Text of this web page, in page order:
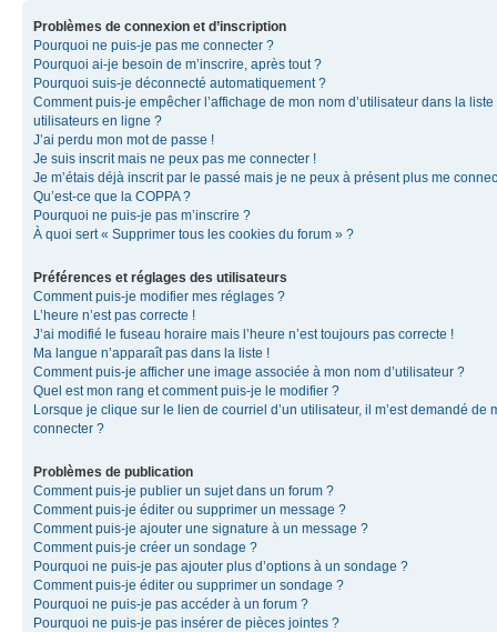
Problèmes de connexion et d’inscription
Pourquoi ne puis-je pas me connecter ?
Pourquoi ai-je besoin de m’inscrire, après tout ?
Pourquoi suis-je déconnecté automatiquement ?
Comment puis-je empêcher l’affichage de mon nom d’utilisateur dans la liste
utilisateurs en ligne ?
J’ai perdu mon mot de passe !
Je suis inscrit mais ne peux pas me connecter !
Je m’étais déjà inscrit par le passé mais je ne peux à présent plus me
Qu’est-ce que la COPPA ?
Pourquoi ne puis-je pas m’inscrire ?
À quoi sert « Supprimer tous les cookies du forum » ?
Préférences et réglages des utilisateurs
Comment puis-je modifier mes réglages ?
L’heure n’est pas correcte !
J’ai modifié le fuseau horaire mais l’heure n’est toujours pas correcte !
Ma langue n’apparaît pas dans la liste !
Comment puis-je afficher une image associée à mon nom d’utilisateur ?
Quel est mon rang et comment puis-je le modifier ?
Lorsque je clique sur le lien de courriel d’un utilisateur, il m’est demandé de
connecter ?
Problèmes de publication
Comment puis-je publier un sujet dans un forum ?
Comment puis-je éditer ou supprimer un message ?
Comment puis-je ajouter une signature à un message ?
Comment puis-je créer un sondage ?
Pourquoi ne puis-je pas ajouter plus d’options à un sondage ?
Comment puis-je éditer ou supprimer un sondage ?
Pourquoi ne puis-je pas accéder à un forum ?
Pourquoi ne puis-je pas insérer de pièces jointes ?